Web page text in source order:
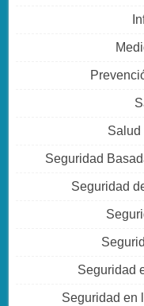
Salud
Seguridad
Seguridad
Seguridad
Seguridad en